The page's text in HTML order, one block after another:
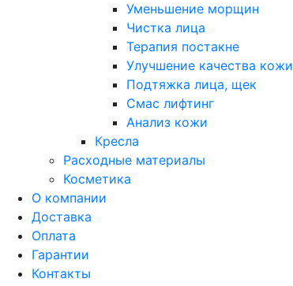
Уменьшение морщин
Чистка лица
Терапия постакне
Улучшение качества кожи
Подтяжка лица, щек
Смас лифтинг
Анализ кожи
Кресла
Расходные материалы
Косметика
О компании
Доставка
Оплата
Гарантии
Контакты